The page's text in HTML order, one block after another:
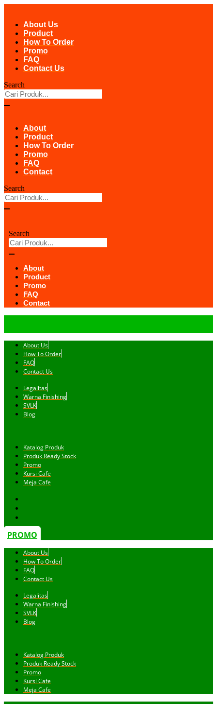
contentAbout Us
Product
How To Order
Promo
FAQ
Contact Us
Search
About
Product
How To Order
Promo
FAQ
Contact
Search
Search
About
Product
Promo
FAQ
Contact
About Us
How To Order
FAQ
Contact Us
Legalitas
Warna Finishing
SVLK
Blog
Katalog Produk
Produk Ready Stock
Promo
Kursi Cafe
Meja Cafe
PROMO
About Us
How To Order
FAQ
Contact Us
Legalitas
Warna Finishing
SVLK
Blog
Katalog Produk
Produk Ready Stock
Promo
Kursi Cafe
Meja Cafe